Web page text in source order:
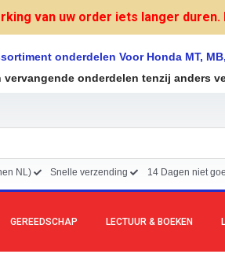
van uw order iets langer
onderdelen Voor Honda MT, MB,
onderdelen tenzij anders
NL) Snelle verzending 14 Dagen niet
GEREEDSCHAP LECTUUR & BOEKEN